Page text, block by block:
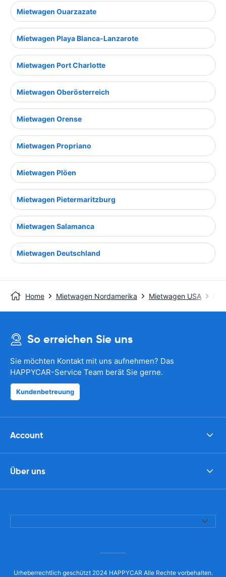
Mietwagen Ouarzazate
Mietwagen Playa Blanca-Lanzarote
Mietwagen Port Charlotte
Mietwagen Oberösterreich
Mietwagen Orense
Mietwagen Propriano
Mietwagen Plöen
Mietwagen Pietermaritzburg
Mietwagen Salamanca
Mietwagen Deutschland
Home Mietwagen Nordamerika Mietwagen USA
So erreichen Sie uns
Sie möchten Kontakt mit uns aufnehmen? Das
HAPPYCAR-Service Team berät Sie gerne.
Kundenbetreuung
Account
Über uns
Urheberrechtlich geschützt 2024 HAPPYCAR Alle Rechte vorbehalten.